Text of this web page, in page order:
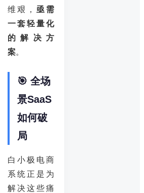
维艰， 亟需
一套轻量化
的解决方
案。
🎯 全场
景SaaS
如何破
局
白小极电商
系统正是为
解决这些痛